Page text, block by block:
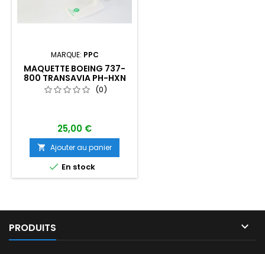
MARQUE: PPC
MAQUETTE BOEING 737-
800 TRANSAVIA PH-HXN
ECH 1/200 (0)
25,00 €
 Ajouter au panier
 En stock
PRODUITS 